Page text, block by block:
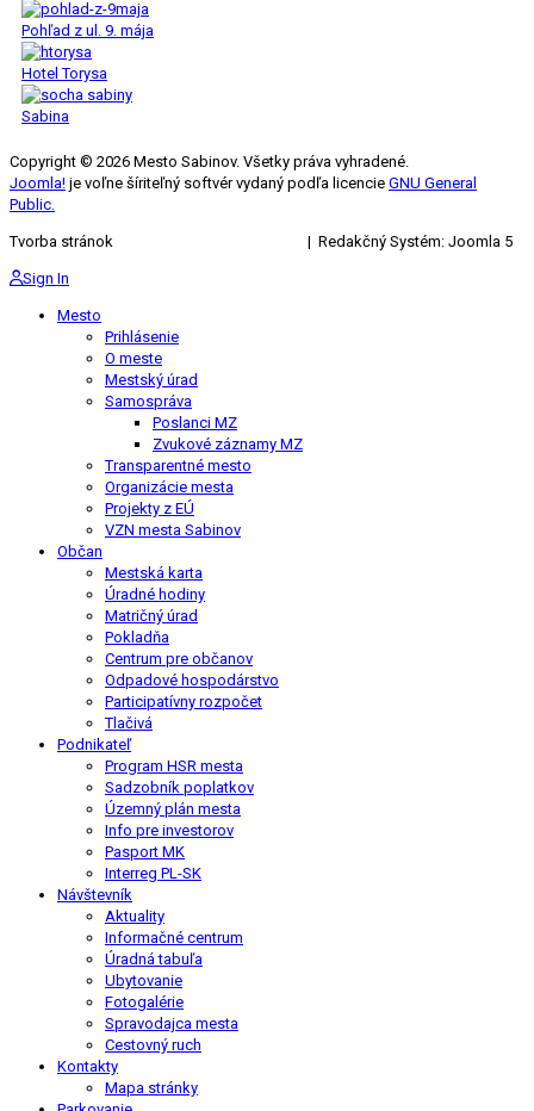
Pohľad z ul. 9. mája
Hotel Torysa
Sabina
Copyright © 2026 Mesto Sabinov. Všetky práva vyhradené.
Joomla! je voľne šíriteľný softvér vydaný podľa licencie GNU General
Public.
Tvorba stránok | Redakčný Systém: Joomla 5
Sign In
Mesto
Prihlásenie
O meste
Mestský úrad
Samospráva
Poslanci MZ
Zvukové záznamy MZ
Transparentné mesto
Organizácie mesta
Projekty z EÚ
VZN mesta Sabinov
Občan
Mestská karta
Úradné hodiny
Matričný úrad
Pokladňa
Centrum pre občanov
Odpadové hospodárstvo
Participatívny rozpočet
Tlačivá
Podnikateľ
Program HSR mesta
Sadzobník poplatkov
Územný plán mesta
Info pre investorov
Pasport MK
Interreg PL-SK
Návštevník
Aktuality
Informačné centrum
Úradná tabuľa
Ubytovanie
Fotogalérie
Spravodajca mesta
Cestovný ruch
Kontakty
Mapa stránky